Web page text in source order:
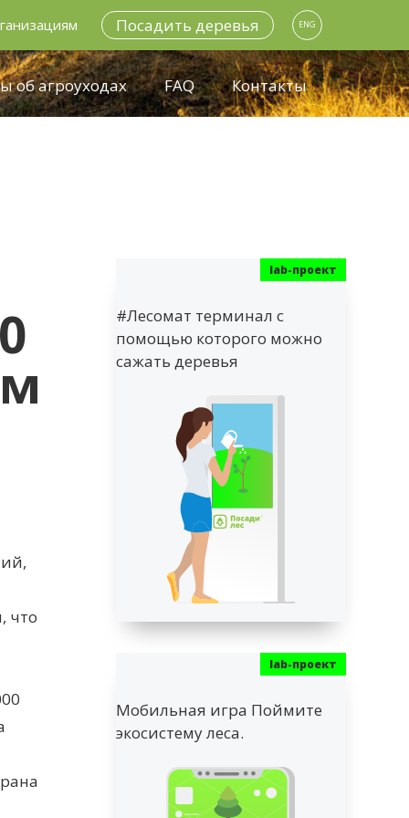
Посадить деревья ENG
об агроуходах FAQ Контакты
что
#Лесомат терминал с
помощью которого можно
сажать деревья
Мобильная игра Поймите
экосистему леса.